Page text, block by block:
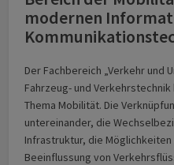
modernen
Der Fachbereich „Verkehr und
Fahrzeug- und
Thema Mobilität. Die
untereinander, die
Infrastruktur, die
Beeinflussung von